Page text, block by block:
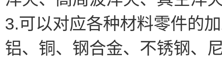
3.可以对应各种材料零件的
铝、铜、钢合金、不锈钢、